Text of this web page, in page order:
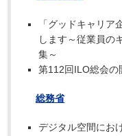
「グッドキャリ
します～従業員の
集～
第112回ILO総会の
総務省
デジタル空間にお